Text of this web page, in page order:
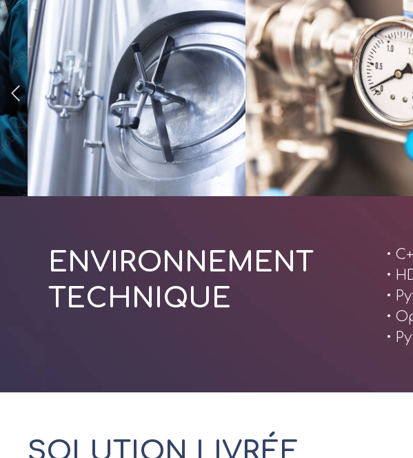
ENVIRONNEMENT
TECHNIQUE
•
•
•
•
•